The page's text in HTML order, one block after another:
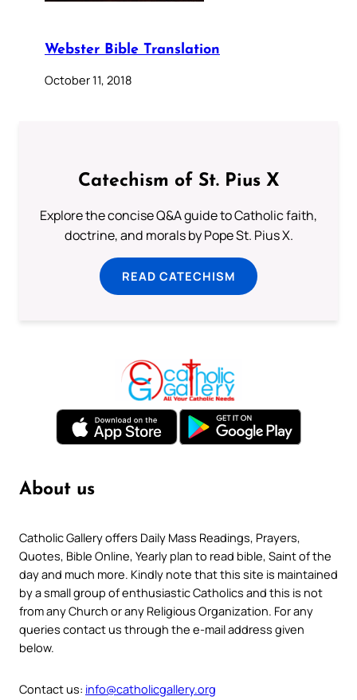
Webster Bible Translation
October 11, 2018
Catechism of St. Pius X
Explore the concise Q&A guide to Catholic faith,
doctrine, and morals by Pope St. Pius X.
READ CATECHISM
About us
Catholic Gallery offers Daily Mass Readings, Prayers,
Quotes, Bible Online, Yearly plan to read bible, Saint of the
day and much more. Kindly note that this site is maintained
by a small group of enthusiastic Catholics and this is not
from any Church or any Religious Organization. For any
queries contact us through the e-mail address given
below.
Contact us: info@catholicgallery.org